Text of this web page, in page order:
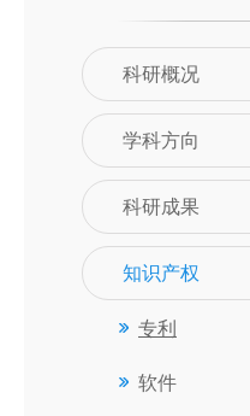
科研概况
学科方向
科研成果
知识产权
专利
软件